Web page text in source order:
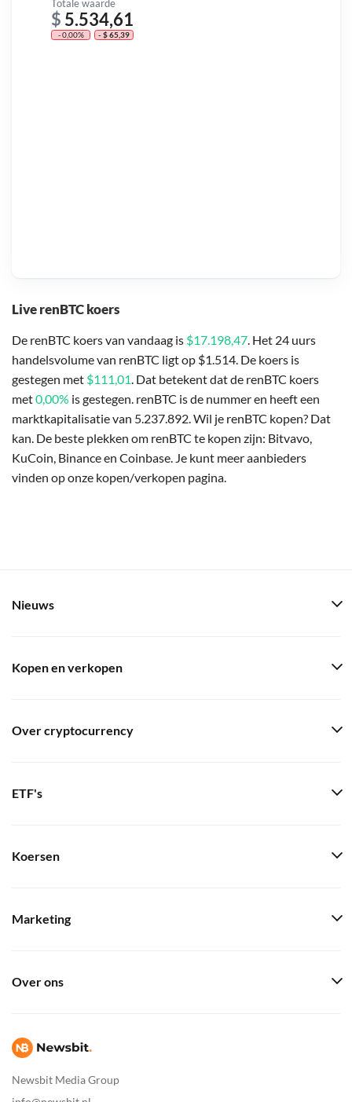
Live renBTC koers
De renBTC koers van vandaag is $17.198,47. Het 24 uurs
handelsvolume van renBTC ligt op $1.514. De koers is
gestegen met $111,01. Dat betekent dat de renBTC koers
met0,00% is gestegen. renBTC is de nummer en heeft een
marktkapitalisatie van 5.237.892. Wil je renBTC kopen? Dat
kan. De beste plekken om renBTC te kopen zijn: Bitvavo,
KuCoin, Binance en Coinbase. Je kunt meer aanbieders
vinden op onze kopen/verkopen pagina.
Totale waarde
$ 5.534,61
- 0,00% - $ 65,39
Newsbit Media Group
Nieuws
Kopen en verkopen
Over cryptocurrency
ETF's
Koersen
Marketing
Over ons